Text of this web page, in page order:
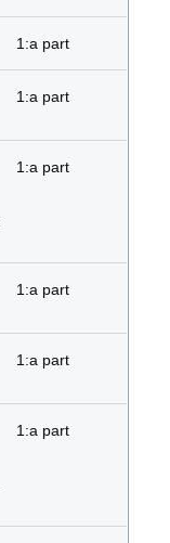
1:a part
1:a part
1:a part
1:a part
1:a part
1:a part